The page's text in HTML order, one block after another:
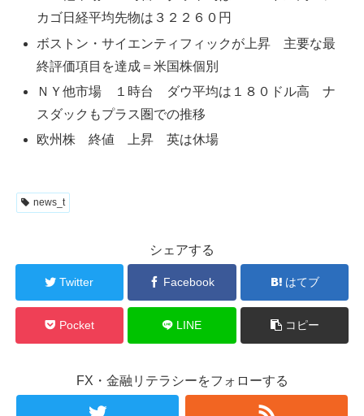
カゴ日経平均先物は３２２６０円
ボストン・サイエンティフィックが上昇 主要な最
終評価項目を達成＝米国株個別
ＮＹ他市場 １時台 ダウ平均は１８０ドル高 ナ
スダックもプラス圏での推移
欧州株 終値 上昇 英は休場
news_t
シェアする
Twitter Facebook はてブ
Pocket LINE コピー
FX・金融リテラシーをフォローする